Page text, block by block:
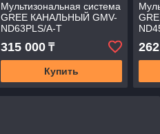
Мультизональная система
GREE КАНАЛЬНЫЙ GMV-
ND63PLS/A-T
(ВНУТРЕННИЙ БЛОК) LP
315 000₸
Купить